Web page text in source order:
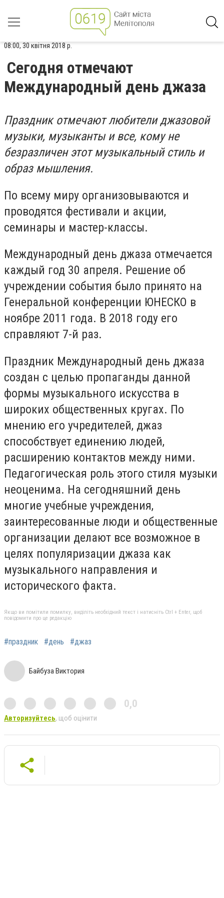
08:00, 30 квітня 2018 р.
Сегодня отмечают
Международный день джаза
Праздник отмечают любители джазовой
музыки, музыканты и все, кому не
безразличен этот музыкальный стиль и
образ мышления.
По всему миру организовываются и
проводятся фестивали и акции,
семинары и мастер-классы.
Международный день джаза отмечается
каждый год 30 апреля. Решение об
учреждении события было принято на
Генеральной конференции ЮНЕСКО в
ноябре 2011 года. В 2018 году его
справляют 7-й раз.
Праздник Международный день джаза
создан с целью пропаганды данной
формы музыкального искусства в
широких общественных кругах. По
мнению его учредителей, джаз
способствует единению людей,
расширению контактов между ними.
Педагогическая роль этого стиля музыки
неоценима. На сегодняшний день
многие учебные учреждения,
заинтересованные люди и общественные
организации делают все возможное в
целях популяризации джаза как
музыкального направления и
исторического факта.
Якщо ви помітили помилку, виділіть необхідний текст і натисніть Ctrl + Enter, щоб
повідомити про це редакцію
#праздник #день #джаз
Байбуза Виктория
0,0
Авторизуйтесь, щоб оцінити